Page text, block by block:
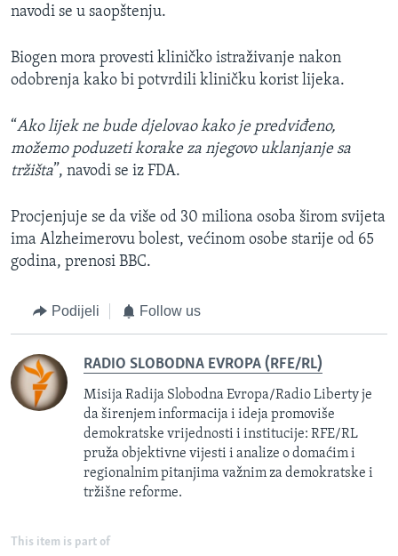
navodi se u saopštenju.
Biogen mora provesti kliničko istraživanje nakon
odobrenja kako bi potvrdili kliničku korist lijeka.
“Ako lijek ne bude djelovao kako je predviđeno,
možemo poduzeti korake za njegovo uklanjanje sa
tržišta”, navodi se iz FDA.
Procjenjuje se da više od 30 miliona osoba širom svijeta
ima Alzheimerovu bolest, većinom osobe starije od 65
godina, prenosi BBC.
Podijeli Follow us
RADIO SLOBODNA EVROPA (RFE/RL)
Misija Radija Slobodna Evropa/Radio Liberty je
da širenjem informacija i ideja promoviše
demokratske vrijednosti i institucije: RFE/RL
pruža objektivne vijesti i analize o domaćim i
regionalnim pitanjima važnim za demokratske i
tržišne reforme.
This item is part of